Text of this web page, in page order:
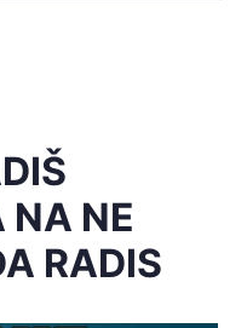
NA NE
RADIS